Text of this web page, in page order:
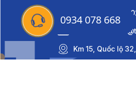
0934 078 668 -
Km 15, Quốc lộ
0934 078 668